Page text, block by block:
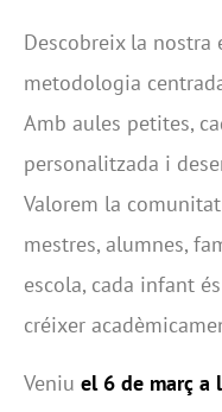
Descobreix la nostra
metodologia
Amb aules petites,
personalitzada i
Valorem la
mestres, alumnes,
escola, cada infant
créixer
Veniu el 6 de març a